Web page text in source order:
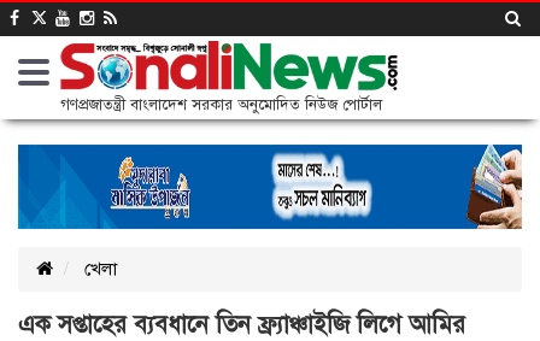
গণপ্রজাতন্ত্রী বাংলাদেশ সরকার অনুমোদিত নিউজ পোর্টাল
খেলা
এক সপ্তাহের ব্যবধানে তিন ফ্র্যাঞ্চাইজি লিগে আমির